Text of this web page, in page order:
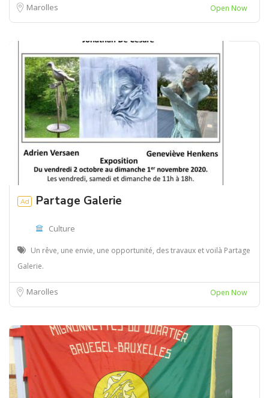
Marolles Open Now
Ad Partage Galerie
Culture
Un rêve, une envie, une opportunité, des travaux et voilà Partage
Galerie.
Marolles Open Now